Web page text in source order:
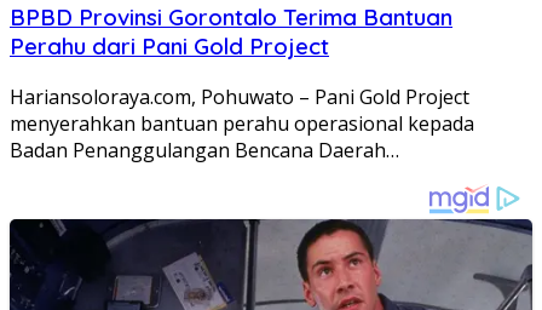
BPBD Provinsi Gorontalo Terima Bantuan
Perahu dari Pani Gold Project
Hariansoloraya.com, Pohuwato – Pani Gold Project
menyerahkan bantuan perahu operasional kepada
Badan Penanggulangan Bencana Daerah…